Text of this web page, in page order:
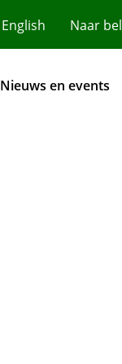
Naar
English
Nieuws en events